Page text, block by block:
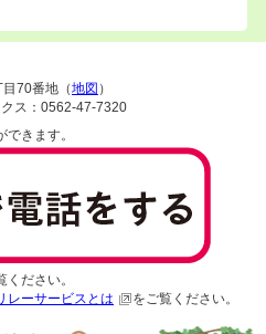
70番地（地図 ）
ス：0562-47-7320
きます。
ください。
レーサービスとは をご覧ください。